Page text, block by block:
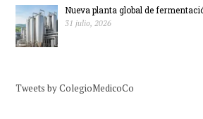
Nueva planta global de
31 julio, 2026
Tweets by ColegioMedicoCo